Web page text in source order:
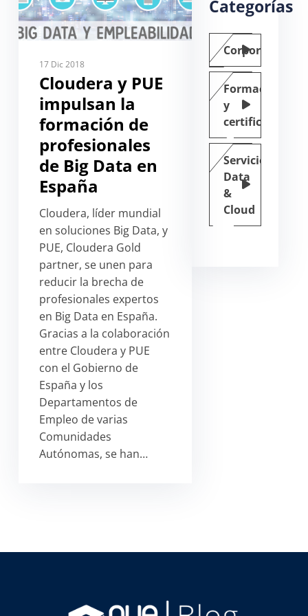
17 Dic 2018
Cloudera y PUE
impulsan la
formación de
profesionales
de Big Data en
España
Cloudera, líder mundial
en soluciones Big Data, y
PUE, Cloudera Gold
partner, se unen para
reducir la brecha de
profesionales expertos
en Big Data en España.
Gracias a la colaboración
entre Cloudera y PUE
con el Gobierno de
España y los
Departamentos de
Empleo de varias
Comunidades
Autónomas, se han…
Categorías
Corporate
Formación
y
certificación
Servicios
Data
&
Cloud